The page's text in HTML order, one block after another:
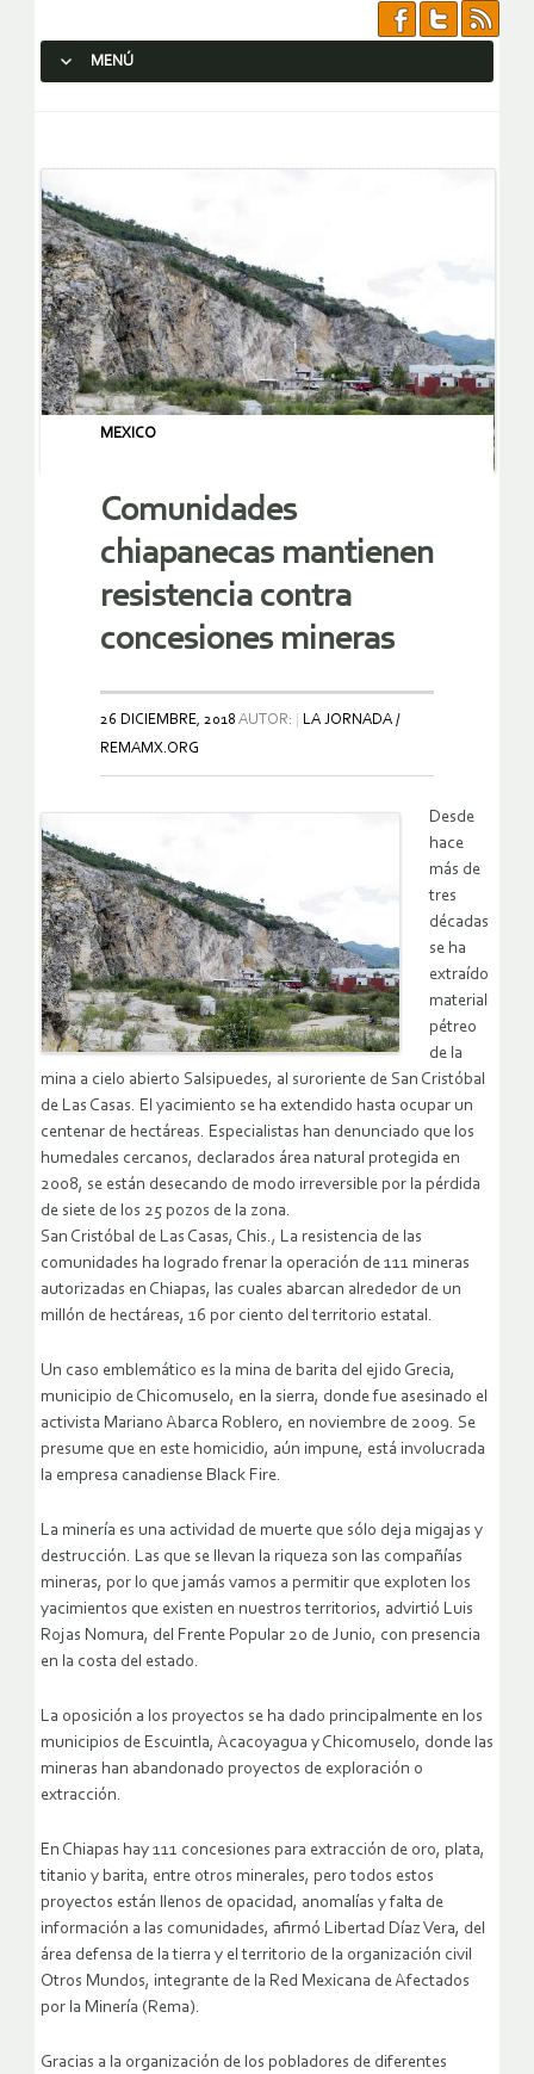
MENÚ
MEXICO
Comunidades
chiapanecas mantienen
resistencia contra
concesiones mineras
26 DICIEMBRE, 2018 AUTOR:
LA JORNADA /
REMAMX.ORG
Desde
hace
más de
tres
décadas
se ha
extraído
material
pétreo
de la
mina a cielo abierto Salsipuedes, al suroriente de San Cristóbal
de Las Casas. El yacimiento se ha extendido hasta ocupar un
centenar de hectáreas. Especialistas han denunciado que los
humedales cercanos, declarados área natural protegida en
2008, se están desecando de modo irreversible por la pérdida
de siete de los 25 pozos de la zona.
San Cristóbal de Las Casas, Chis., La resistencia de las
comunidades ha logrado frenar la operación de 111 mineras
autorizadas en Chiapas, las cuales abarcan alrededor de un
millón de hectáreas, 16 por ciento del territorio estatal.
Un caso emblemático es la mina de barita del ejido Grecia,
municipio de Chicomuselo, en la sierra, donde fue asesinado el
activista Mariano Abarca Roblero, en noviembre de 2009. Se
presume que en este homicidio, aún impune, está involucrada
la empresa canadiense Black Fire.
La minería es una actividad de muerte que sólo deja migajas y
destrucción. Las que se llevan la riqueza son las compañías
mineras, por lo que jamás vamos a permitir que exploten los
yacimientos que existen en nuestros territorios, advirtió Luis
Rojas Nomura, del Frente Popular 20 de Junio, con presencia
en la costa del estado.
La oposición a los proyectos se ha dado principalmente en los
municipios de Escuintla, Acacoyagua y Chicomuselo, donde las
mineras han abandonado proyectos de exploración o
extracción.
En Chiapas hay 111 concesiones para extracción de oro, plata,
titanio y barita, entre otros minerales, pero todos estos
proyectos están llenos de opacidad, anomalías y falta de
información a las comunidades, afirmó Libertad Díaz Vera, del
área defensa de la tierra y el territorio de la organización civil
Otros Mundos, integrante de la Red Mexicana de Afectados
por la Minería (Rema).
Gracias a la organización de los pobladores de diferentes